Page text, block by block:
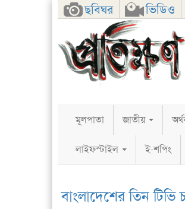
ছবিঘর ভিডিও
FacebookTwitterGoogle+
মূলপাতা জাতীয়
লাইফস্টাইল ই-শপিং
বাংলাদেশের তিন টিভি